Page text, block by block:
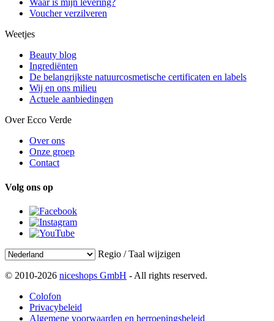
Waar is mijn levering?
Voucher verzilveren
Weetjes
Beauty blog
Ingrediënten
De belangrijkste natuurcosmetische certificaten en labels
Wij en ons milieu
Actuele aanbiedingen
Over Ecco Verde
Over ons
Onze groep
Contact
Volg ons op
Regio / Taal wijzigen
© 2010-2026 niceshops GmbH - All rights reserved.
Colofon
Privacybeleid
Algemene voorwaarden en herroepingsbeleid